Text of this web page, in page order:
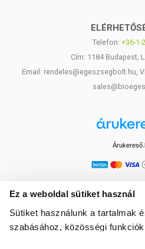
Ez a weboldal sütiket használ
Sütiket használunk a tartalmak
szabásához, közösségi
Telefon: +36-1-
Cím: 1184 Budapest,
Email: rendeles@egeszsegbolt.hu,